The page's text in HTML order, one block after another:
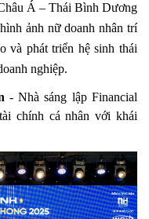
Á – Thái Bình Dương
ảnh nữ doanh nhân trí
và phát triển hệ sinh thái
nghiệp.
- Nhà sáng lập Financial
chính cá nhân với khái